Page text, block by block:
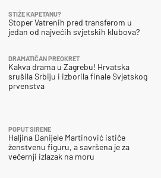
STIŽE KAPETANU?
Stoper Vatrenih pred transferom u
jedan od najvećih svjetskih klubova?
DRAMATIČAN PREOKRET
Kakva drama u Zagrebu! Hrvatska
srušila Srbiju i izborila finale Svjetskog
prvenstva
POPUT SIRENE
Haljina Danijele Martinović ističe
ženstvenu figuru, a savršena je za
večernji izlazak na moru